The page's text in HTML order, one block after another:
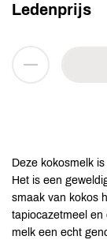
Ledenprijs
Deze kokosmelk
Het is een
smaak van kokos
tapiocazetmeel en
melk een echt